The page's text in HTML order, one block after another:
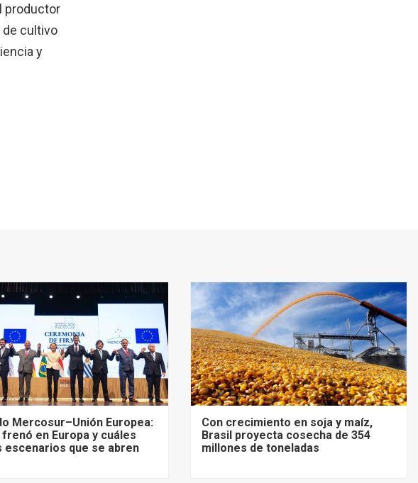
productor
de cultivo
y
Mercosur–Unión Europea:
en Europa y cuáles
escenarios que se abren
Con crecimiento en soja y maíz,
Brasil proyecta cosecha de 354
millones de toneladas